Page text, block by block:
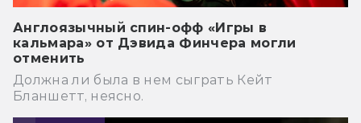
Англоязычный спин-офф «Игры в
кальмара» от Дэвида Финчера могли
отменить
Должна ли была в нем сыграть Кейт
Бланшетт, неясно.